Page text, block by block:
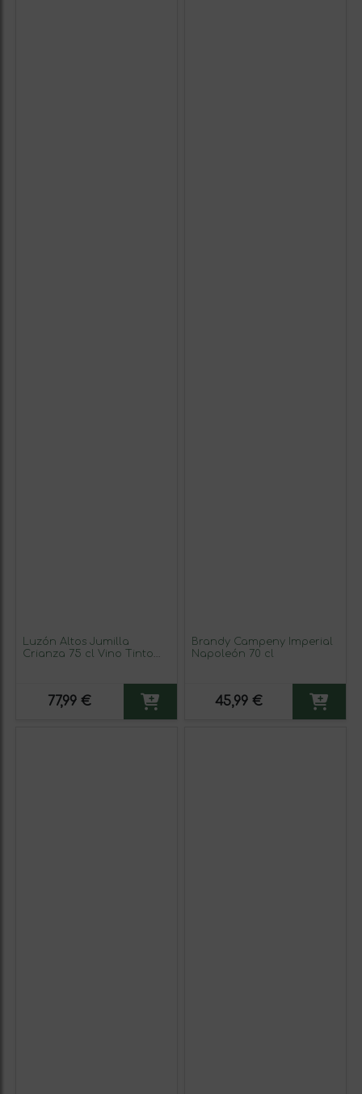
Luzón Altos Jumilla
Crianza 75 cl Vino Tinto
77,99 €
Brandy Campeny Imperial
Napoleón 70 cl
45,99 €